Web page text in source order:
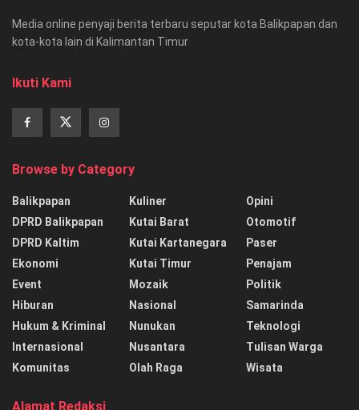
Media online penyaji berita terbaru seputar kota Balikpapan dan
kota-kota lain di Kalimantan Timur
Ikuti Kami
Browse by Category
Balikpapan
DPRD Balikpapan
DPRD Kaltim
Ekonomi
Event
Hiburan
Hukum & Kriminal
Internasional
Komunitas
Kuliner
Kutai Barat
Kutai Kartanegara
Kutai Timur
Mozaik
Nasional
Nunukan
Nusantara
Olah Raga
Opini
Otomotif
Paser
Penajam
Politik
Samarinda
Teknologi
Tulisan Warga
Wisata
Alamat Redaksi